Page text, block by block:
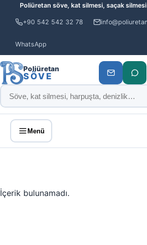
Poliüretan söve, kat silmesi, saçak
+90 542 542 32 78
WhatsApp
Poliüretan
SÖVE
Menü
İçerik bulunamadı.